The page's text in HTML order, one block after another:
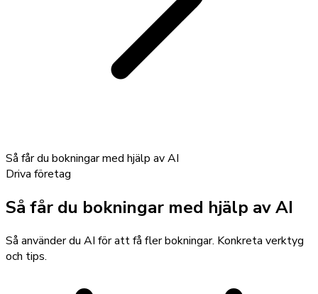
Så får du bokningar med hjälp av AI
Driva företag
Så får du bokningar med hjälp av AI
Så använder du AI för att få fler bokningar. Konkreta verktyg
och tips.